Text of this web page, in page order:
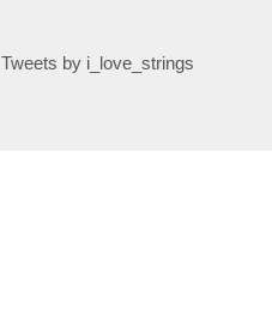
Tweets by i_love_strings